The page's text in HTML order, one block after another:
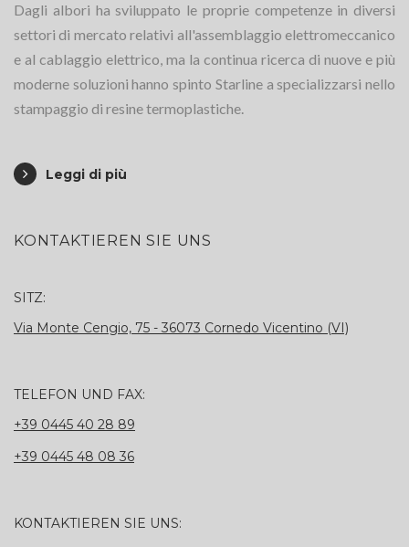
Dagli albori ha sviluppato le proprie competenze in diversi
settori di mercato relativi all'assemblaggio elettromeccanico
e al cablaggio elettrico, ma la continua ricerca di nuove e più
moderne soluzioni hanno spinto Starline a specializzarsi nello
stampaggio di resine termoplastiche.
Leggi di più
KONTAKTIEREN SIE UNS
SITZ:
Via Monte Cengio, 75 - 36073 Cornedo Vicentino (VI)
TELEFON UND FAX:
+39 0445 40 28 89
+39 0445 48 08 36
KONTAKTIEREN SIE UNS: